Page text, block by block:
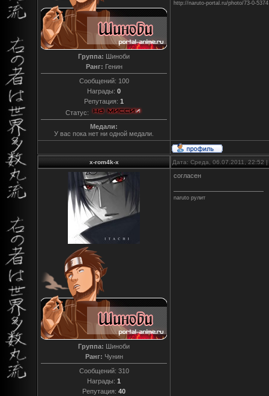
Группа: Шиноби
Ранг: Генин
Сообщений: 100
Награды: 0
Репутация: 1
Статус:
Медали:
У вас пока нет ни одной медали.
http://naruto-portal.ru/photo/73-0-5374
x-rom4k-x Дата: Среда, 06.07.2011, 22:52
Группа: Шиноби
Ранг: Чунин
Сообщений: 310
Награды: 1
Репутация: 40
согласен
naruto рулит